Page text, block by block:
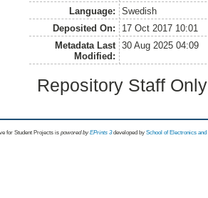
Language:
Swedish
Deposited On:
17 Oct 2017 10:01
Metadata Last
Modified:
30 Aug 2025 04:09
Repository Staff
for Student Projects is powored byEPrints 3 developed by School of Electronics